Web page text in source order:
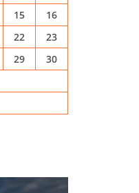
15
16
22
23
29
30